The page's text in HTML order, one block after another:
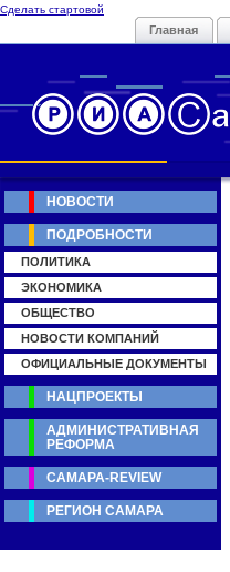
Сделать стартовой
Главная
НОВОСТИ
ПОДРОБНОСТИ
ПОЛИТИКА
ЭКОНОМИКА
ОБЩЕСТВО
НОВОСТИ КОМПАНИЙ
ОФИЦИАЛЬНЫЕ ДОКУМЕНТЫ
НАЦПРОЕКТЫ
АДМИНИСТРАТИВНАЯ
РЕФОРМА
САМАРА-REVIEW
РЕГИОН САМАРА